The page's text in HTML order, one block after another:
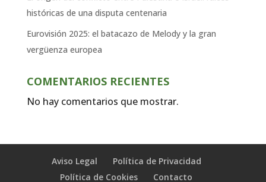
históricas de una disputa centenaria
Eurovisión 2025: el batacazo de Melody y la gran
vergüenza europea
COMENTARIOS RECIENTES
No hay comentarios que mostrar.
Aviso Legal
Política de Privacidad
Política de Cookies
Contacto